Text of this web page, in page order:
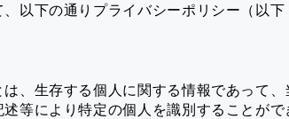
以下の通りプライバシーポリシー（以下
、生存する個人に関する情報であって、
等により特定の個人を識別することがで